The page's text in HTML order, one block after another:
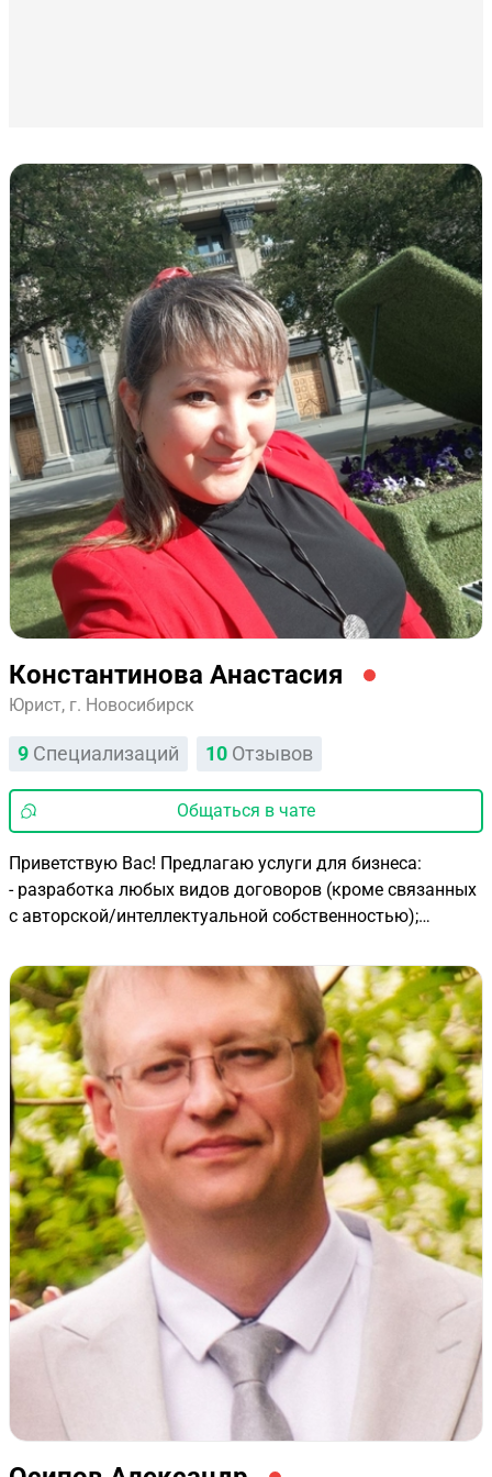
Константинова Анастасия
Юрист, г. Новосибирск
9 Специализаций 10 Отзывов
Общаться в чате
Приветствую Вас! Предлагаю услуги для бизнеса:
- разработка любых видов договоров (кроме связанных
с авторской/интеллектуальной собственностью);
предпринимательских рисков (большой опыт в сфере
поставки продуктов питания, включая ВСЕХ крупных
ритейлеров, поставка/покупка сельхоз. техники и
запасных частей, оказания услуг общественного
питания по государственным контрактам);
- подготовка претензий/ответов на претензии;
- подготовка исков/отзывов/возражений/заявлений об
обеспечении исковых требований/апелляционных/
кассационных жалоб;
- подготовка любых документов по исполнительному
производству
мой процент взыскания задолженности - 98%,
в 2023 г. выиграла два дела о взыскании с доверителя
штрафа по договору купли-продажи (лизинговая
сделка) на общую сумму 3 млн., снижала штрафы, пени,
мой процент возврата денежных средств через службу
судебных приставов/банки - 70-80 %